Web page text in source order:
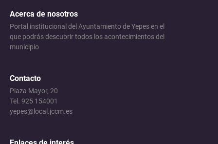
Acerca de nosotros
Portal institucional del Ayuntamiento de Yepes en el
que podrás descubrir todos los acontecimientos del
municipio
Contacto
Plaza Mayor, 20
Tel. 925 154001
yepes@local.jccm.es